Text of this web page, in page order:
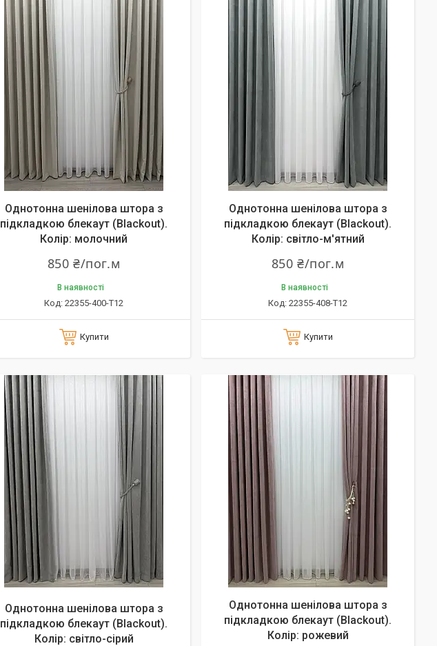
Однотонна шенілова штора з
підкладкою блекаут (Blackout).
Колір: молочний
850 ₴/пог.м
В наявності
22355-400-T12
Купити
Однотонна шенілова штора з
підкладкою блекаут (Blackout).
Колір: світло-м'ятний
850 ₴/пог.м
В наявності
22355-408-T12
Купити
Однотонна шенілова штора з
підкладкою блекаут (Blackout).
Колір: світло-сірий
Однотонна шенілова штора з
підкладкою блекаут (Blackout).
Колір: рожевий